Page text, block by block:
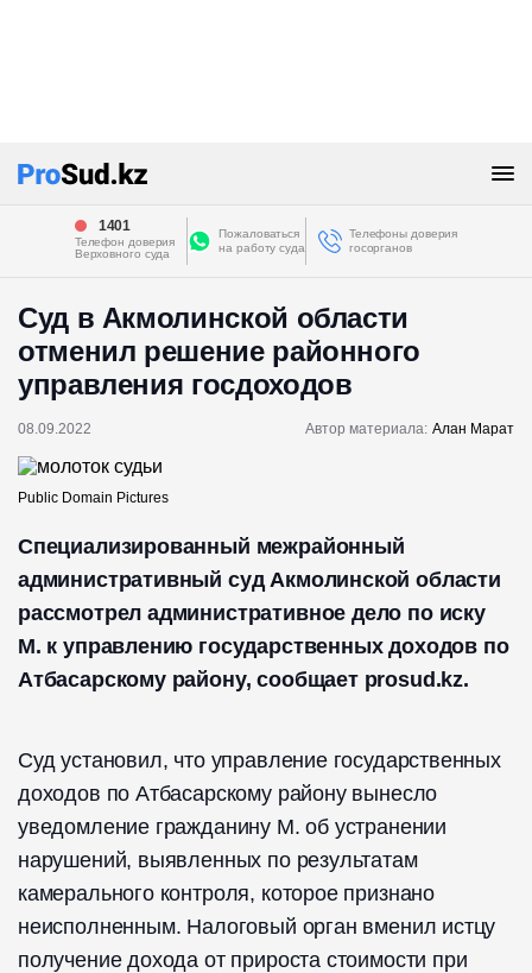
1401
Телефон доверия
Верховного суда
Пожаловаться
на работу суда
Телефоны доверия
госорганов
Суд в Акмолинской области
отменил решение районного
управления госдоходов
08.09.2022 Автор материала: Алан Марат
Public Domain Pictures
Специализированный межрайонный
административный суд Акмолинской области
рассмотрел административное дело по иску
М. к управлению государственных доходов по
Атбасарскому району, сообщает prosud.kz.
Суд установил, что управление государственных
доходов по Атбасарскому району вынесло
уведомление гражданину М. об устранении
нарушений, выявленных по результатам
камерального контроля, которое признано
неисполненным. Налоговый орган вменил истцу
получение дохода от прироста стоимости при